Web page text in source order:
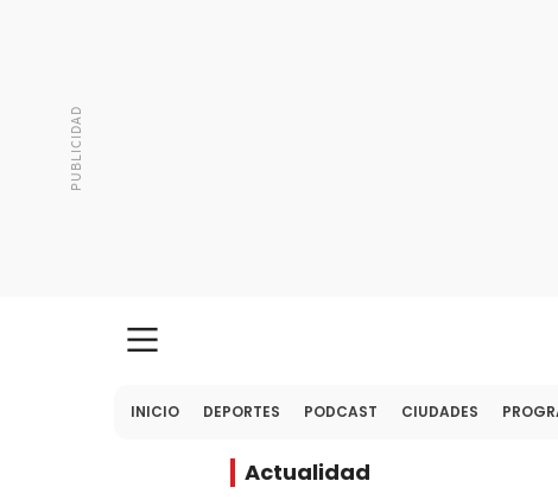
INICIO DEPORTES PODCAST CIUDADES
Actualidad